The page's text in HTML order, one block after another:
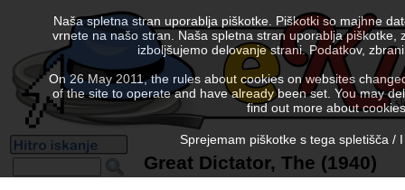
Great Dictator, The (1940)
Naša spletna stran uporablja piškotke. Piškotki so majhne
vrnete na našo stran. Naša spletna stran uporablja
izboljšujemo delovanje strani. Podatkov,
On 26 May 2011, the rules about cookies on websites
of the site to operate and have already been set. You may
find out more about
Sprejemam piškotke s tega spletišča /